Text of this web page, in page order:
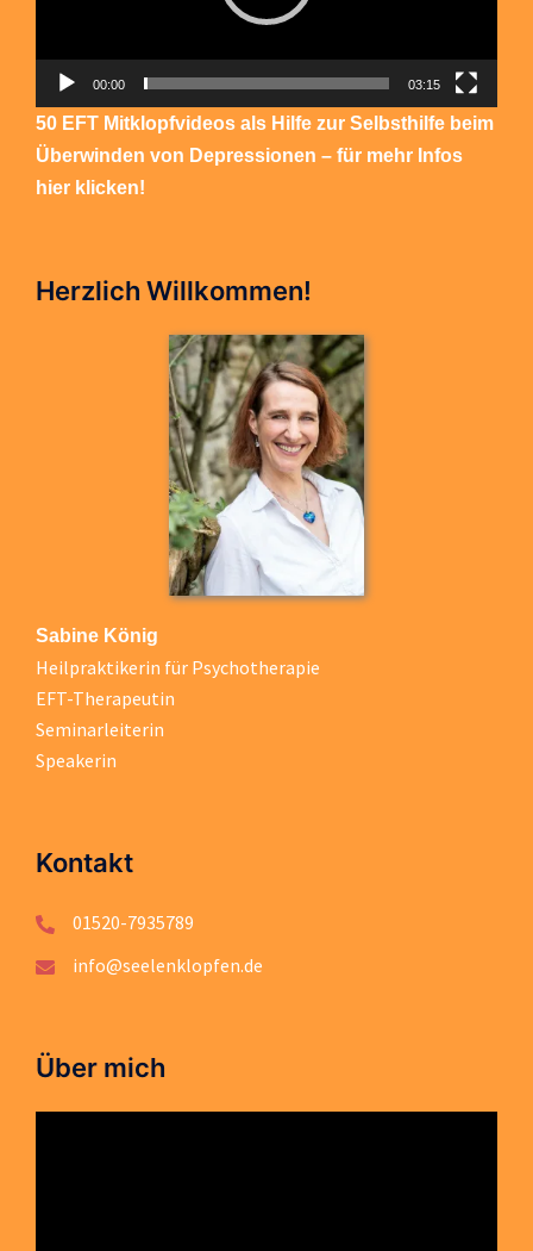
00:00 03:15
50 EFT Mitklopfvideos als Hilfe zur Selbsthilfe beim
Überwinden von Depressionen – für mehr Infos
hier klicken!
Herzlich Willkommen!
Sabine König
Heilpraktikerin für Psychotherapie
EFT-Therapeutin
Seminarleiterin
Speakerin
Kontakt
01520-7935789
info@seelenklopfen.de
Über mich